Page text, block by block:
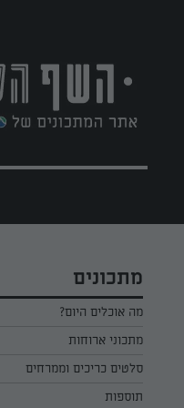
מתכונים
מה אוכלים היום?
מתכוני ארוחות
ארוחת בוקר
ארוחת צהריים
סלטים כריכים וממרחים
כל הסלטים כריכים וממרחים
תוספות